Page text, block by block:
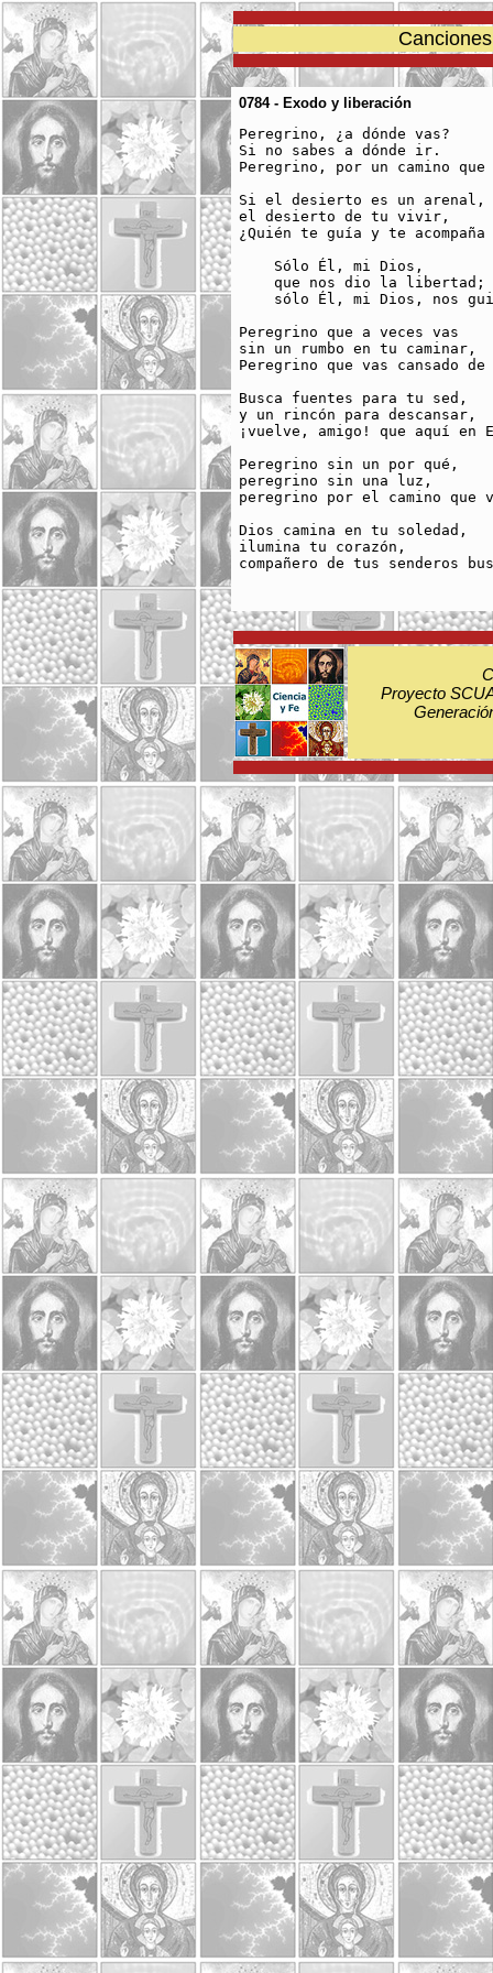
0784 - Exodo y liberación
Peregrino, ¿a dónde vas?
Si no sabes a dónde ir.
Peregrino, por un camino
Si el desierto es un arenal,
el desierto de tu vivir,
¿Quién te guía y te
    Sólo Él, mi Dios,
    que nos dio la libertad;
sólo Él, mi Dios, nos
Peregrino que a veces vas
sin un rumbo en tu caminar,
Peregrino que vas cansado
Busca fuentes para tu sed,
y un rincón para descansar,
¡vuelve, amigo! que aquí en
Peregrino sin un por qué,
peregrino sin una luz,
peregrino por el camino que
Dios camina en tu soledad,
ilumina tu corazón,
compañero de tus senderos
Proyecto